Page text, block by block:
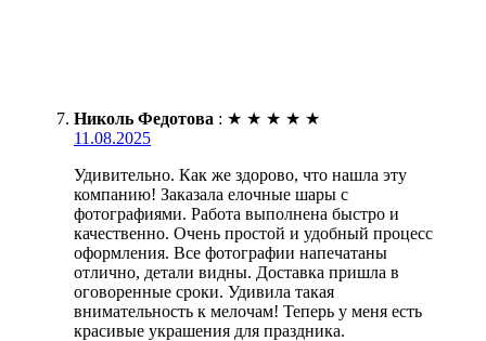
Николь Федотова : ★ ★ ★ ★ ★
11.08.2025
Удивительно. Как же здорово, что нашла эту
компанию! Заказала елочные шары с
фотографиями. Работа выполнена быстро и
качественно. Очень простой и удобный процесс
оформления. Все фотографии напечатаны
отлично, детали видны. Доставка пришла в
оговоренные сроки. Удивила такая
внимательность к мелочам! Теперь у меня есть
красивые украшения для праздника.